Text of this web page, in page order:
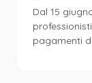
Dal 15
pagamenti